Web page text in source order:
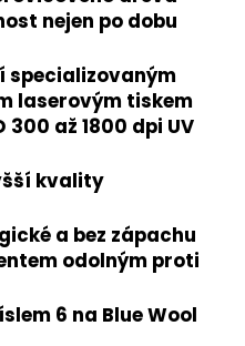
nejen po dobu
specializovaným
laserovým tiskem
300 až 1800 dpi UV
kvality
a bez zápachu
odolným proti
6 na Blue Wool